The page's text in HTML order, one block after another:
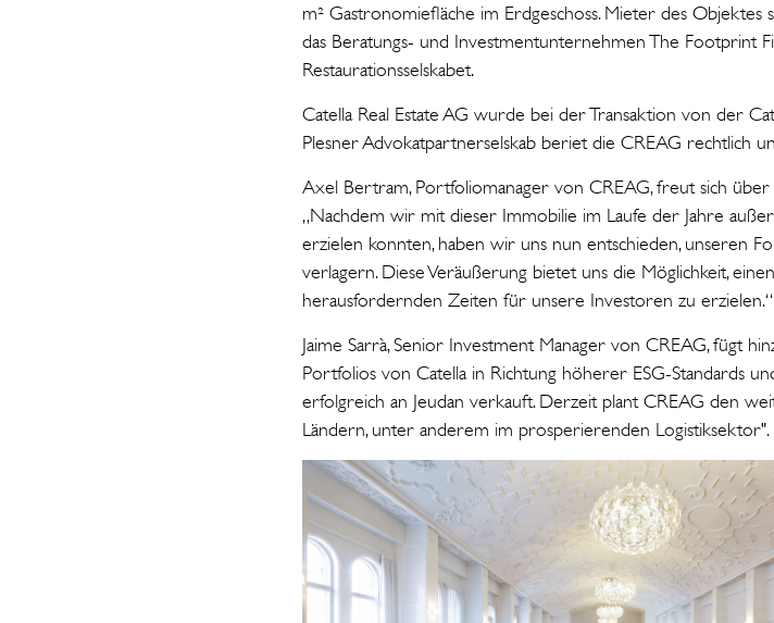
m² Gastronomiefläche im Erdgeschoss. Mieter des Objektes
das Beratungs- und Investmentunternehmen The Footprint
Restaurationsselskabet.
Catella Real Estate AG wurde bei der Transaktion von der
Plesner Advokatpartnerselskab beriet die CREAG rechtlich
Axel Bertram, Portfoliomanager von CREAG, freut sich
„Nachdem wir mit dieser Immobilie im Laufe der Jahre
erzielen konnten, haben wir uns nun entschieden, unseren
verlagern. Diese Veräußerung bietet uns die Möglichkeit,
herausfordernden Zeiten für unsere Investoren zu erzielen.“
Jaime Sarrà, Senior Investment Manager von CREAG, fügt
Portfolios von Catella in Richtung höherer ESG-Standards
erfolgreich an Jeudan verkauft. Derzeit plant CREAG den
Ländern, unter anderem im prosperierenden Logistiksektor".